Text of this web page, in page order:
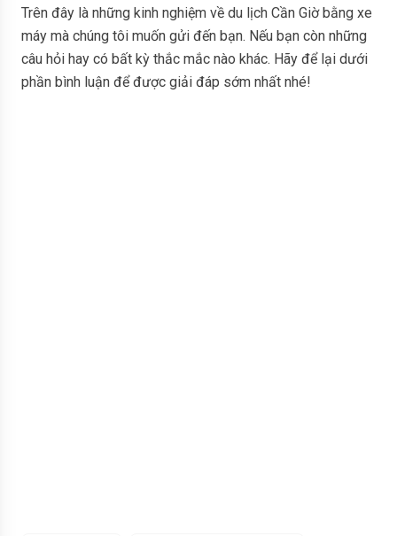
Trên đây là những kinh nghiệm về du lịch Cần Giờ bằng xe
máy mà chúng tôi muốn gửi đến bạn. Nếu bạn còn những
câu hỏi hay có bất kỳ thắc mắc nào khác. Hãy để lại dưới
phần bình luận để được giải đáp sớm nhất nhé!